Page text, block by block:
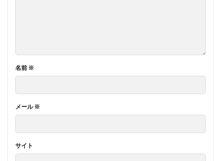
名前 ※
メール※
サイト